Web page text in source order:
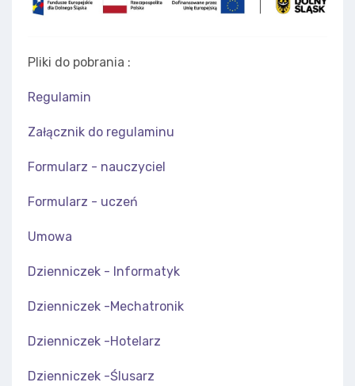
Pliki do pobrania :
Regulamin
Załącznik do regulaminu
Formularz - nauczyciel
Formularz - uczeń
Umowa
Dzienniczek - Informatyk
Dzienniczek -Mechatronik
Dzienniczek -Hotelarz
Dzienniczek -Ślusarz